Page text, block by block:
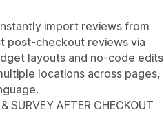
import reviews from
post-checkout reviews via
layouts and no-code edits
locations across pages,
SURVEY AFTER CHECKOUT